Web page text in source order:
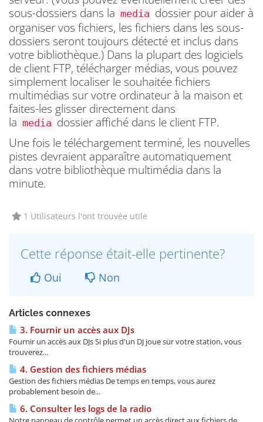
sous-dossiers dans la media dossier pour aider à
organiser vos fichiers, les fichiers dans les sous-
dossiers seront toujours détecté et inclus dans
votre bibliothèque.) Dans la plupart des logiciels
de client FTP, télécharger médias, vous pouvez
simplement localiser le souhaitée fichiers
multimédias sur votre ordinateur à la maison et
faites-les glisser directement dans
la media dossier affiché dans le client FTP.
Une fois le téléchargement terminé, les nouvelles
pistes devraient apparaître automatiquement
dans votre bibliothèque multimédia dans la
minute.
1 Utilisateurs l'ont trouvée utile
Cette réponse était-elle pertinente?
Oui Non
Articles connexes
3. Fournir un accès aux DJs
Fournir un accès aux DJs Si plus d'un DJ joue sur votre station, vous
trouverez...
4. Gestion des fichiers médias
Gestion des fichiers médias De temps en temps, vous aurez
probablement besoin de...
6. Consulter les logs de la radio